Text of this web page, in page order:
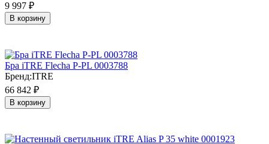
9 997 ₽
В корзину
Бра iTRE Flecha P-PL 0003788
Бренд:ITRE
66 842 ₽
В корзину